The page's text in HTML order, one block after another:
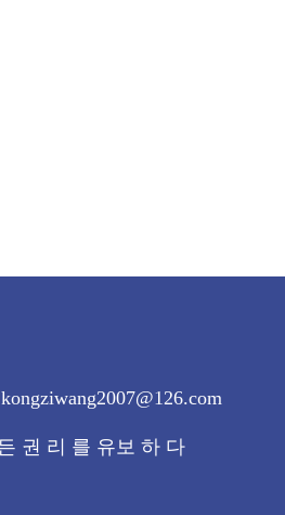
권 리 를 유보 하 다